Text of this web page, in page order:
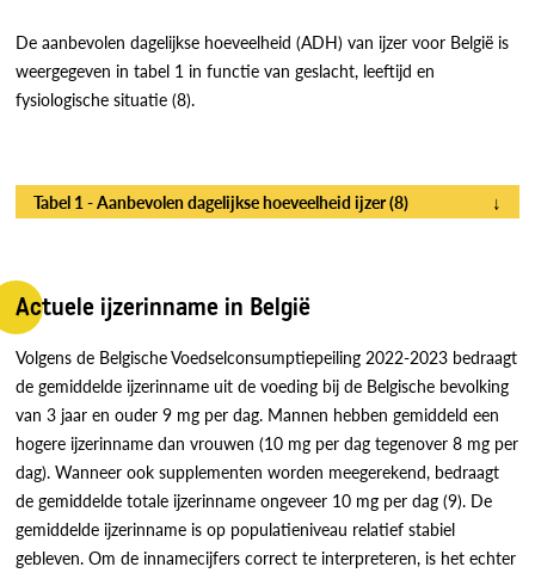
De aanbevolen dagelijkse hoeveelheid (ADH) van ijzer voor België is
weergegeven in tabel 1 in functie van geslacht, leeftijd en
fysiologische situatie (8).
↓
Tabel 1 - Aanbevolen dagelijkse hoeveelheid ijzer (8)
Actuele ijzerinname in België
Volgens de Belgische Voedselconsumptiepeiling 2022-2023 bedraagt
de gemiddelde ijzerinname uit de voeding bij de Belgische bevolking
van 3 jaar en ouder 9 mg per dag. Mannen hebben gemiddeld een
hogere ijzerinname dan vrouwen (10 mg per dag tegenover 8 mg per
dag). Wanneer ook supplementen worden meegerekend, bedraagt
de gemiddelde totale ijzerinname ongeveer 10 mg per dag (9). De
gemiddelde ijzerinname is op populatieniveau relatief stabiel
gebleven. Om de innamecijfers correct te interpreteren, is het echter